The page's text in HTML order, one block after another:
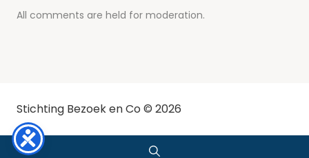
All comments are held for moderation.
Stichting Bezoek en Co © 2026